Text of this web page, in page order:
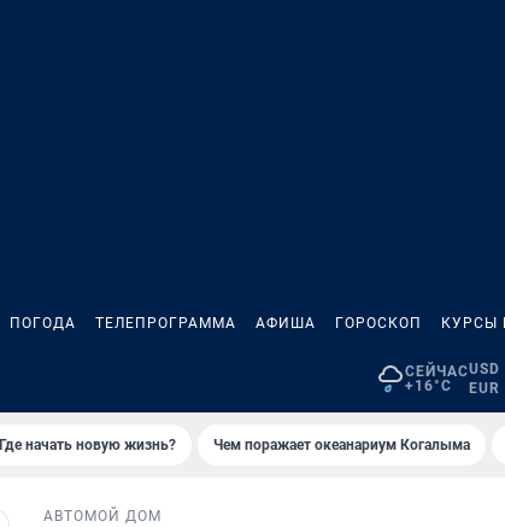
ПОГОДА ТЕЛЕПРОГРАММА АФИША ГОРОСКОП КУРСЫ
СЕЙЧАС
+16°C
Где начать новую жизнь? Чем поражает океанариум Когалыма
АВТО МОЙ ДОМ